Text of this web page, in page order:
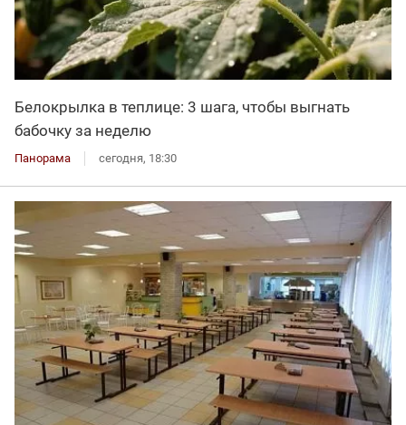
Белокрылка в теплице: 3 шага, чтобы выгнать
бабочку за неделю
Панорама сегодня, 18:30